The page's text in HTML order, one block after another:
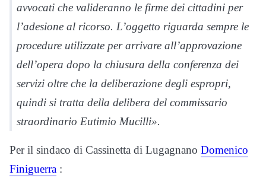
avvocati che valideranno le firme dei cittadini per
l’adesione al ricorso. L’oggetto riguarda sempre le
procedure utilizzate per arrivare all’approvazione
dell’opera dopo la chiusura della conferenza dei
servizi oltre che la deliberazione degli espropri,
quindi si tratta della delibera del commissario
straordinario Eutimio Mucilli».
Per il sindaco di Cassinetta di Lugagnano Domenico
Finiguerra :